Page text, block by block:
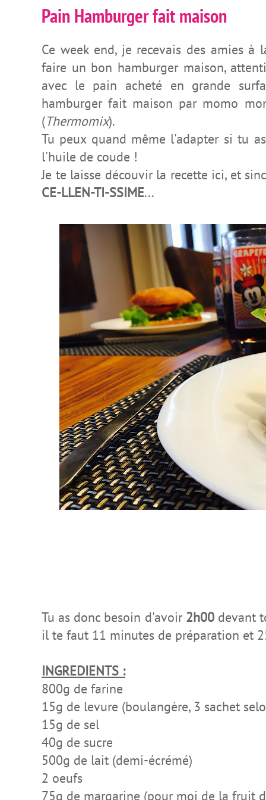
Pain Hamburger fait maison
Ce week end, je recevais des amies
faire un bon hamburger maison,
avec le pain acheté en grande
hamburger fait maison par momo
(Thermomix).
Tu peux quand même l'adapter si tu
l'huile de coude !
Je te laisse découvir la recette ici, et
CE-LLEN-TI-SSIME...
Tu as donc besoin d'avoir 2h00devant
il te faut 11 minutes de préparation et
INGREDIENTS :
800g de farine
15g de levure (boulangère, 3 sachet
15g de sel
40g de sucre
500g de lait (demi-écrémé)
2 oeufs
75g de margarine (pour moi de la fruit